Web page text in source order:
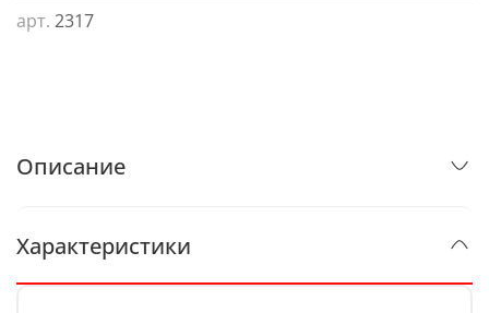
арт. 2317
Описание
Характеристики